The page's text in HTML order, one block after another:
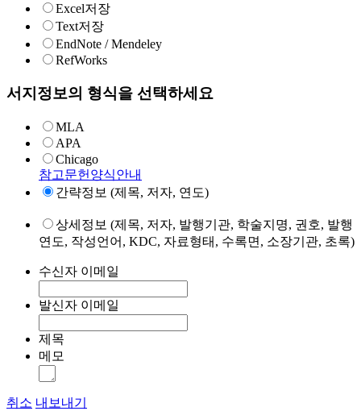
Excel저장
Text저장
EndNote / Mendeley
RefWorks
서지정보의 형식을 선택하세요
MLA
APA
Chicago
참고문헌양식안내
간략정보 (제목, 저자, 연도)
상세정보 (제목, 저자, 발행기관, 학술지명, 권호, 발행
연도, 작성언어, KDC, 자료형태, 수록면, 소장기관, 초록)
수신자 이메일
발신자 이메일
제목
메모
취소 내보내기